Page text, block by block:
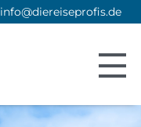
info@diereiseprofis.de